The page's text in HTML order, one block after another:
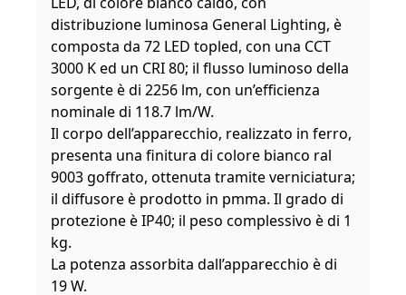
distribuzione luminosa General Lighting, è
composta da 72 LED topled, con una CCT
3000 K ed un CRI 80; il flusso luminoso della
sorgente è di 2256 lm, con un’efficienza
nominale di 118.7 lm/W.
Il corpo dell’apparecchio, realizzato in ferro,
presenta una finitura di colore bianco ral
9003 goffrato, ottenuta tramite verniciatura;
il diffusore è prodotto in pmma. Il grado di
protezione è IP40; il peso complessivo è di 1
kg.
La potenza assorbita dall’apparecchio è di
19 W.